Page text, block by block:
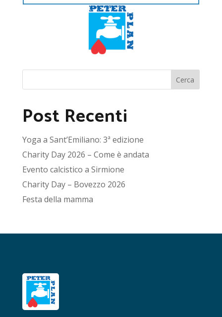
Cerca
Post Recenti
Yoga a Sant’Emiliano: 3ª edizione
Charity Day 2026 – Come è andata
Evento calcistico a Sirmione
Charity Day – Bovezzo 2026
Festa della mamma